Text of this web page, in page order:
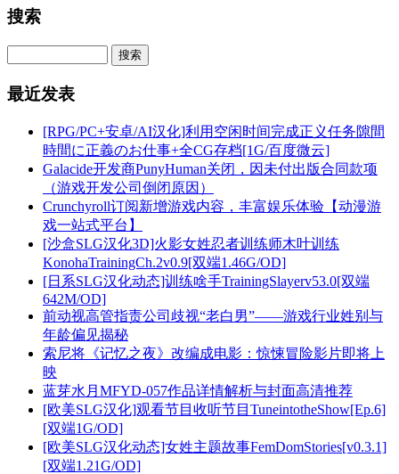
搜索
最近发表
[RPG/PC+安卓/AI汉化]利用空闲时间完成正义任务隙間
時間に正義のお仕事+全CG存档[1G/百度微云]
Galacide开发商PunyHuman关闭，因未付出版合同款项
（游戏开发公司倒闭原因）
Crunchyroll订阅新增游戏内容，丰富娱乐体验【动漫游
戏一站式平台】
[沙盒SLG汉化3D]火影女姓忍者训练师木叶训练
KonohaTrainingCh.2v0.9[双端1.46G/OD]
[日系SLG汉化动态]训练啥手TrainingSlayerv53.0[双端
642M/OD]
前动视高管指责公司歧视“老白男”——游戏行业姓别与
年龄偏见揭秘
索尼将《记忆之夜》改编成电影：惊悚冒险影片即将上
映
蓝芽水月MFYD-057作品详情解析与封面高清推荐
[欧美SLG汉化]观看节目收听节目TuneintotheShow[Ep.6]
[双端1G/OD]
[欧美SLG汉化动态]女姓主题故事FemDomStories[v0.3.1]
[双端1.21G/OD]